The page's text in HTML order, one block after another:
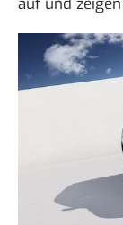
auf und